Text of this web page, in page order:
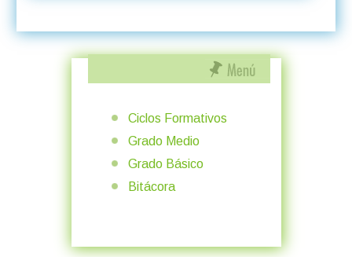
Ciclos Formativos
Grado Medio
Grado Básico
Bitácora